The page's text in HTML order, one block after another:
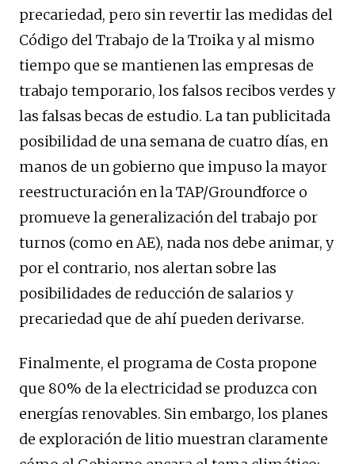
precariedad, pero sin revertir las medidas del
Código del Trabajo de la Troika y al mismo
tiempo que se mantienen las empresas de
trabajo temporario, los falsos recibos verdes y
las falsas becas de estudio. La tan publicitada
posibilidad de una semana de cuatro días, en
manos de un gobierno que impuso la mayor
reestructuración en la TAP/Groundforce o
promueve la generalización del trabajo por
turnos (como en AE), nada nos debe animar, y
por el contrario, nos alertan sobre las
posibilidades de reducción de salarios y
precariedad que de ahí pueden derivarse.
Finalmente, el programa de Costa propone
que 80% de la electricidad se produzca con
energías renovables. Sin embargo, los planes
de exploración de litio muestran claramente